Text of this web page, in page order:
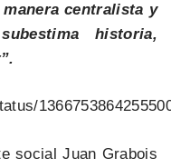
manera centralista y
historia,
social Juan Grabois